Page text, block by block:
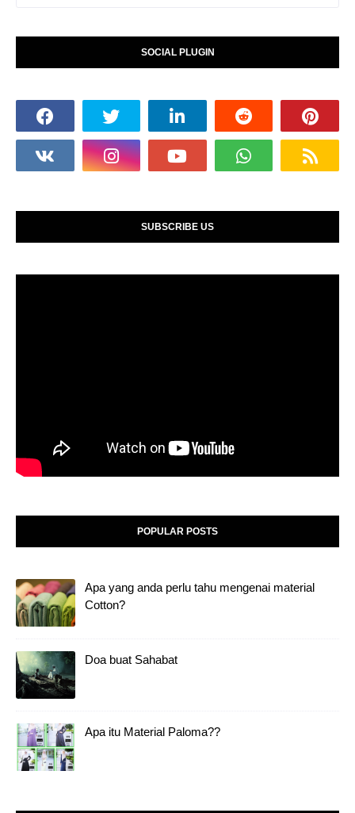
SOCIAL PLUGIN
SUBSCRIBE US
POPULAR POSTS
Apa yang anda perlu tahu mengenai material
Cotton?
Doa buat Sahabat
Apa itu Material Paloma??